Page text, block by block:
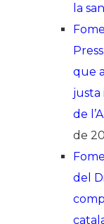
la
que
justa
de
de
del